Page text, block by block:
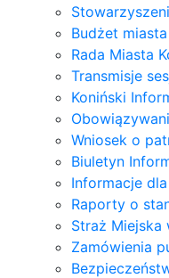
Budżet miasta
Rada Miasta
Transmisje
Koniński
Wniosek o
Biuletyn
Informacje
Raporty o
Straż Miejska
Zamówienia